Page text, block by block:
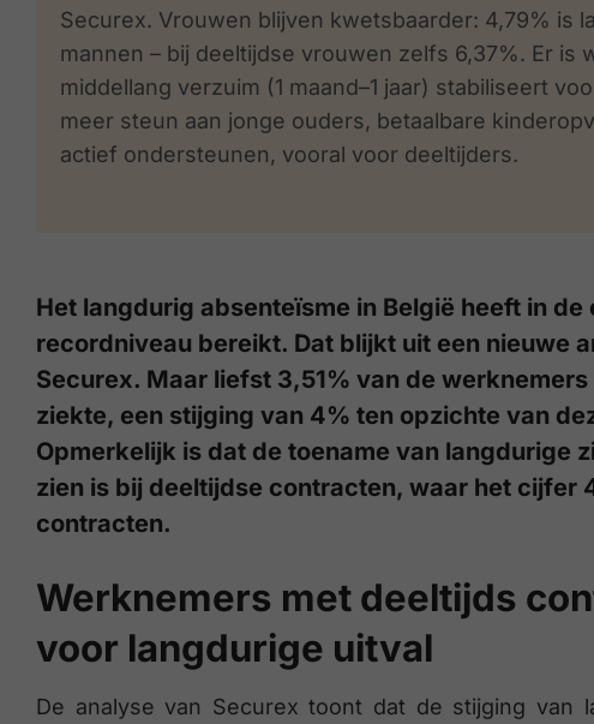
Securex. Vrouwen blijven kwetsbaarder: 4,79% is
mannen – bij deeltijdse vrouwen zelfs 6,37%. Er is
middellang verzuim (1 maand–1 jaar) stabiliseert
meer steun aan jonge ouders, betaalbare
actief ondersteunen, vooral voor deeltijders.
Het langdurig absenteïsme in België heeft in
recordniveau bereikt. Dat blijkt uit een nieuwe
Securex. Maar liefst 3,51% van de
ziekte, een stijging van 4% ten opzichte van
Opmerkelijk is dat de toename van langdurige
zien is bij deeltijdse contracten, waar het cijfer
contracten.
Werknemers met deeltijds
voor langdurige uitval
De analyse van Securex toont dat de stijging van